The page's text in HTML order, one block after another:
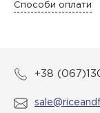
Способи оплати
+38